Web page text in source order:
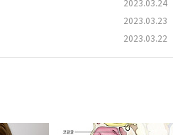
2023.03.24
2023.03.23
2023.03.22